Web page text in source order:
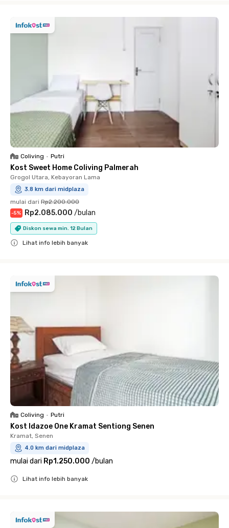
Coliving • Putri
Kost Sweet Home Coliving Palmerah
Grogol Utara, Kebayoran Lama
3.8 km dari midplaza
mulai dari Rp2.200.000
-5% Rp2.085.000 /bulan
Diskon sewa min. 12 Bulan
Lihat info lebih banyak
Coliving • Putri
Kost Idazoe One Kramat Sentiong Senen
Kramat, Senen
4.0 km dari midplaza
mulai dari Rp1.250.000 /bulan
Lihat info lebih banyak